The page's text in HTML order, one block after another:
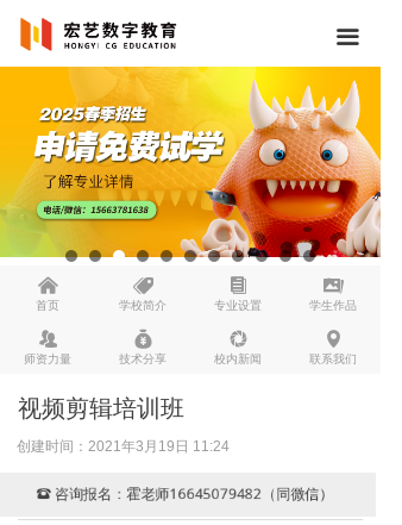
낀
首页
뀄
学校简介
뀴
专业设置
끡
学生作品
뀡
师资力量
낐
技术分享
넆
校内新闻
넹
联系我们
끀
视频剪辑培训班
创建时间： 2021年3月19日 11:24
뀰 咨询报名：霍老师16645079482（同微信）